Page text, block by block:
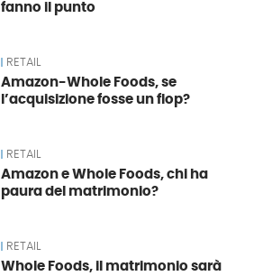
fanno il punto
RETAIL
Amazon-Whole Foods, se
l’acquisizione fosse un flop?
RETAIL
Amazon e Whole Foods, chi ha
paura del matrimonio?
RETAIL
Whole Foods, il matrimonio sarà